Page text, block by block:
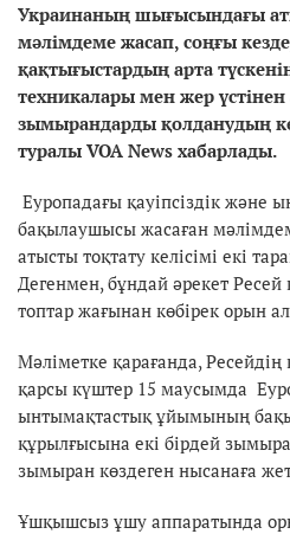
Украинаның шығысындағы
мәлімдеме жасап, соңғы
қақтығыстардың арта
техникалары мен жер
зымырандарды қолданудың
туралы VOA News хабарлады.
Еуропадағы қауіпсіздік
бақылаушысы жасаған
атысты тоқтату келісімі екі
Дегенмен, бұндай әрекет Ресей
топтар жағынан көбірек орын
Мәліметке қарағанда,
қарсы күштер 15 маусымда
ынтымақтастық ұйымының
құрылғысына екі бірдей
зымыран көздеген нысанаға
Ұшқышсыз ұшу аппаратында